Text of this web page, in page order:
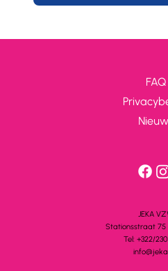
JEKA
Stationsstraat 75
Tel: +322/
FAQ